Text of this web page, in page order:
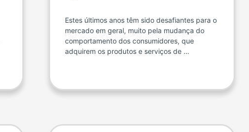
Estes últimos anos têm sido desafiantes para o
mercado em geral, muito pela mudança do
comportamento dos consumidores, que
adquirem os produtos e serviços de …